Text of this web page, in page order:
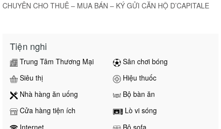
CHUYÊN CHO THUÊ – MUA BÁN – KÝ GỬI CĂN HỘ D’CAPITALE
Tiện nghi
Trung Tâm Thương Mại
Sân chơi bóng
Siêu thị
Hiệu thuốc
Nhà hàng ăn uống
Bộ bàn ăn
Cửa hàng tiện ích
Lò vi sóng
Internet
Bộ sofa